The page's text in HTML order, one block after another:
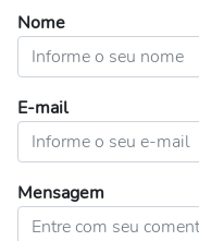
Nome
E-mail
Mensagem